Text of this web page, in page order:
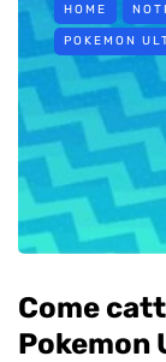
HOME
POKEMON
Come
Pokemon